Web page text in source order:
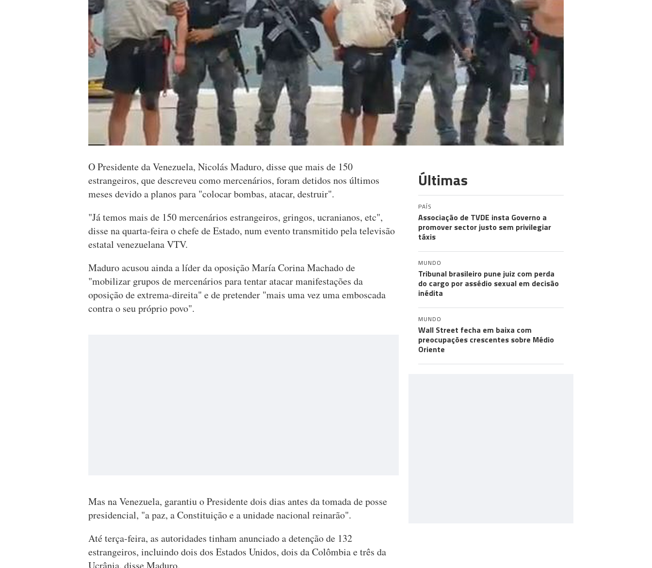
O Presidente da Venezuela, Nicolás Maduro, disse que mais de 150
estrangeiros, que descreveu como mercenários, foram detidos nos últimos
meses devido a planos para "colocar bombas, atacar, destruir".
"Já temos mais de 150 mercenários estrangeiros, gringos, ucranianos, etc",
disse na quarta-feira o chefe de Estado, num evento transmitido pela televisão
estatal venezuelana VTV.
Maduro acusou ainda a líder da oposição María Corina Machado de
"mobilizar grupos de mercenários para tentar atacar manifestações da
oposição de extrema-direita" e de pretender "mais uma vez uma emboscada
contra o seu próprio povo".
Mas na Venezuela, garantiu o Presidente dois dias antes da tomada de posse
presidencial, "a paz, a Constituição e a unidade nacional reinarão".
Até terça-feira, as autoridades tinham anunciado a detenção de 132
estrangeiros, incluindo dois dos Estados Unidos, dois da Colômbia e três da
Últimas
PAÍS
Associação de TVDE insta Governo a
promover sector justo sem privilegiar
táxis
MUNDO
Tribunal brasileiro pune juiz com perda
do cargo por assédio sexual em decisão
inédita
MUNDO
Wall Street fecha em baixa com
preocupações crescentes sobre Médio
Oriente